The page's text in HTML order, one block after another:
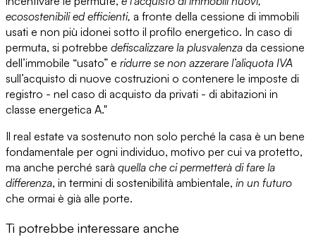
ecosostenibili ed efficienti, a fronte della cessione di immobili
usati e non più idonei sotto il profilo energetico. In caso di
permuta, si potrebbe defiscalizzare la plusvalenza da cessione
dell’immobile “usato” e ridurre se non azzerare l’aliquota IVA
sull’acquisto di nuove costruzioni o contenere le imposte di
registro - nel caso di acquisto da privati - di abitazioni in
classe energetica A."
Il real estate va sostenuto non solo perché la casa è un bene
fondamentale per ogni individuo, motivo per cui va protetto,
ma anche perché sarà quella che ci permetterà di fare la
differenza, in termini di sostenibilità ambientale, in un futuro
che ormai è già alle porte.
Ti potrebbe interessare anche